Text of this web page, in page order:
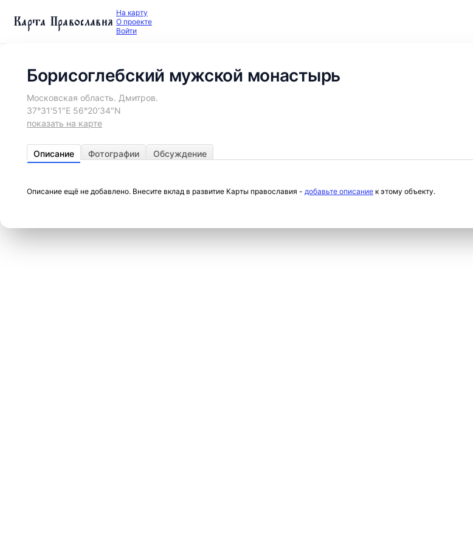
Карта Православия На карту
О проекте
Войти
Борисоглебский мужской монастырь
Московская область. Дмитров.
37°31′51″E 56°20′34″N
показать на карте
Описание Фотографии Обсуждение
Описание ещё не добавлено. Внесите вклад в развитие Карты православия - добавьте описание к этому объекту.